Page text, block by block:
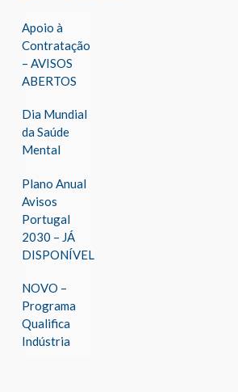
Apoio à
Contratação
– AVISOS
ABERTOS
Dia Mundial
da Saúde
Mental
Plano Anual
Avisos
Portugal
2030 – JÁ
DISPONÍVEL
NOVO –
Programa
Qualifica
Indústria